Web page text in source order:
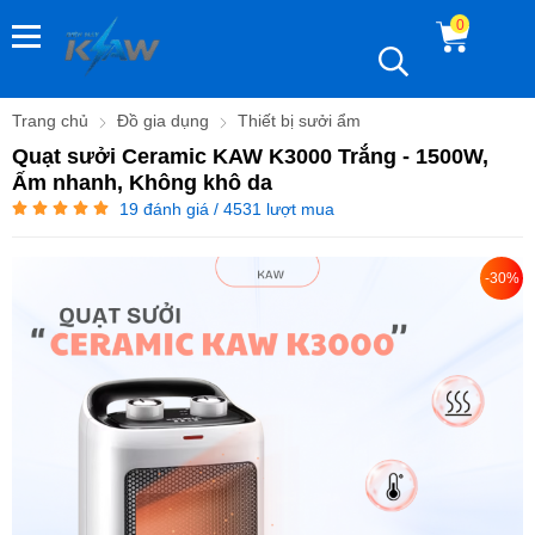
0
Trang chủ Đồ gia dụng Thiết bị sưởi ẩm
Quạt sưởi Ceramic KAW K3000 Trắng - 1500W,
Ấm nhanh, Không khô da
19 đánh giá / 4531 lượt mua
-30%